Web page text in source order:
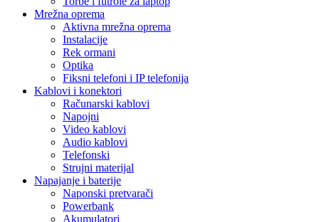
Mrežna oprema
Aktivna mrežna oprema
Instalacije
Rek ormani
Optika
Fiksni telefoni i IP telefonija
Kablovi i konektori
Računarski kablovi
Napojni
Video kablovi
Audio kablovi
Telefonski
Strujni materijal
Napajanje i baterije
Naponski pretvarači
Powerbank
Akumulatori